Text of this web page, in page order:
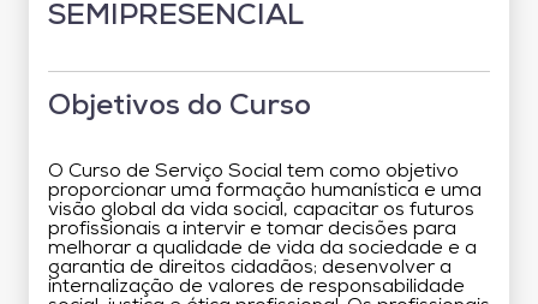
SEMIPRESENCIAL
Objetivos do Curso
O Curso de Serviço Social tem como objetivo
proporcionar uma formação humanística e uma
visão global da vida social, capacitar os futuros
profissionais a intervir e tomar decisões para
melhorar a qualidade de vida da sociedade e a
garantia de direitos cidadãos; desenvolver a
internalização de valores de responsabilidade